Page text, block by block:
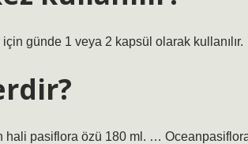
günde 1 veya 2 kapsül olarak kullanılır.
hali pasiflora özü 180 ml. …